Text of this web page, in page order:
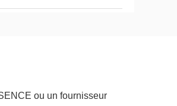
ou un fournisseur